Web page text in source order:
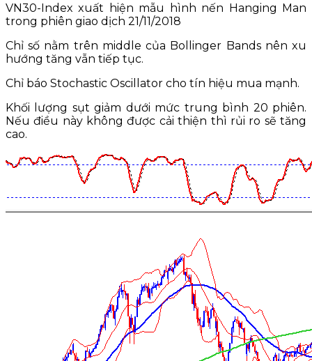
VN30-Index xuất hiện mẫu hình nến Hanging Man
trong phiên giao dịch 21/11/2018
Chỉ số nằm trên middle của Bollinger Bands nên xu
hướng tăng vẫn tiếp tục.
Chỉ báo Stochastic Oscillator cho tín hiệu mua mạnh.
Khối lượng sụt giảm dưới mức trung bình 20 phiên.
Nếu điều này không được cải thiện thì rủi ro sẽ tăng
cao.